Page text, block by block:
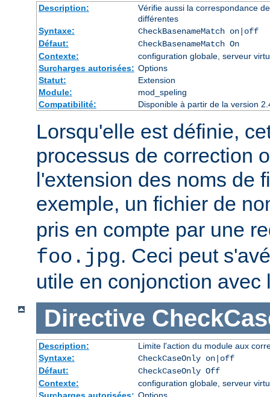
Description:
Vérifie aussi la correspondance
différentes
Syntaxe:
CheckBasenameMatch on|off
Défaut:
CheckBasenameMatch On
Contexte:
configuration globale, serveur
Surcharges autorisées: Options
Statut:
Extension
Module:
mod_speling
Compatibilité:
Disponible à partir de la version
Lorsqu'elle est définie,
processus de correction
l'extension des noms de
exemple, un fichier de
pris en compte par une
foo.jpg. Ceci peut
utile en conjonction
Directive
Description:
Limite l'action du module aux
Syntaxe:
CheckCaseOnly on|off
Défaut:
CheckCaseOnly Off
Contexte:
configuration globale, serveur